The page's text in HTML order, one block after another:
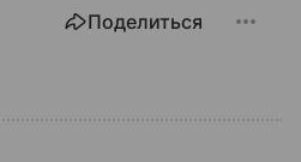
Поделиться